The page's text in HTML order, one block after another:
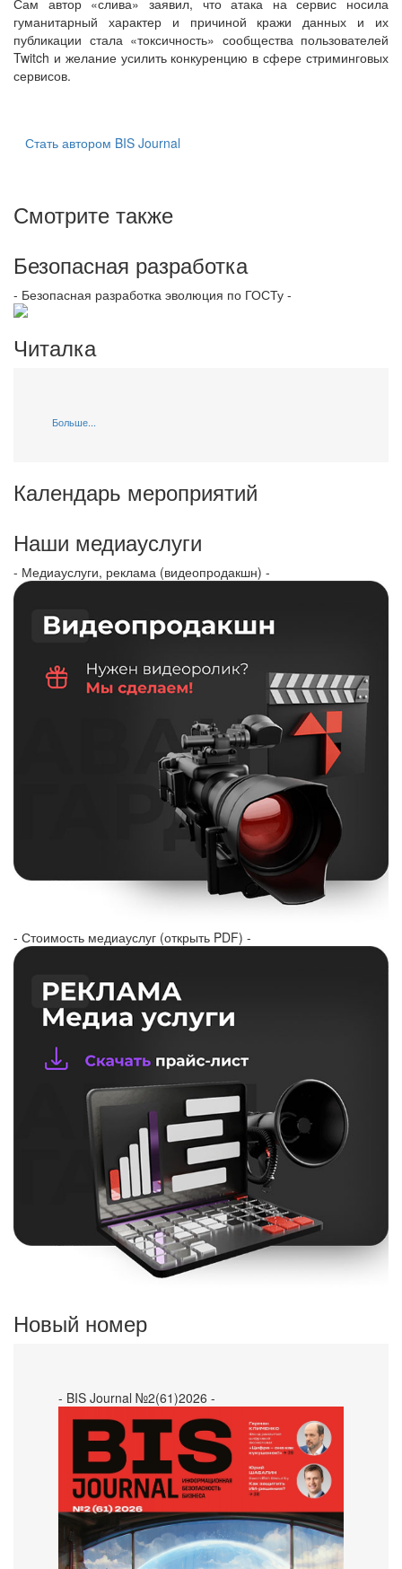
гуманитарный характер и причиной кражи данных и их
публикации стала «токсичность» сообщества пользователей
Twitch и желание усилить конкуренцию в сфере стриминговых
сервисов.
Стать автором BIS Journal
Смотрите также
Безопасная разработка
- Безопасная разработка эволюция по ГОСТу -
Читалка
Больше...
Календарь мероприятий
Наши медиауслуги
- Медиауслуги, реклама (видеопродакшн) -
- Стоимость медиауслуг (открыть PDF) -
Новый номер
- BIS Journal №2(61)2026 -